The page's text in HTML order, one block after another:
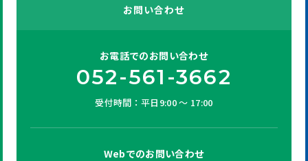
お問い合わせ
お電話でのお問い合わせ
052-561-3662
受付時間：平日9:00 ～ 17:00
Webでのお問い合わせ